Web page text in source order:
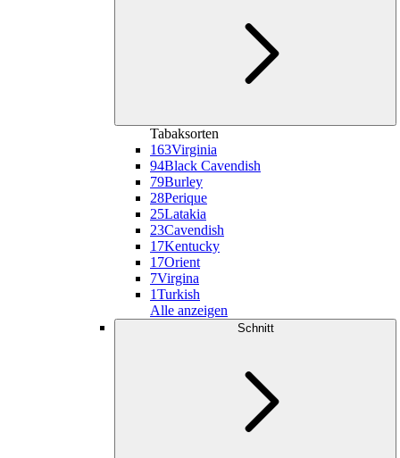
Tabaksorten
163Virginia
94Black Cavendish
79Burley
28Perique
25Latakia
23Cavendish
17Kentucky
17Orient
7Virgina
1Turkish
Alle anzeigen
Schnitt